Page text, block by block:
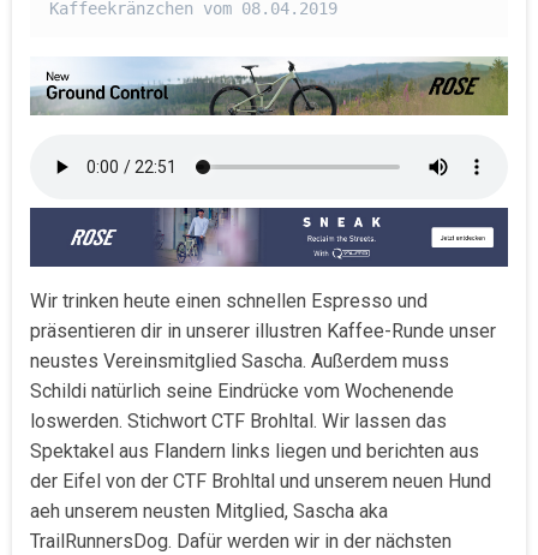
Kaffeekränzchen vom 08.04.2019
Wir trinken heute einen schnellen Espresso und
präsentieren dir in unserer illustren Kaffee-Runde unser
neustes Vereinsmitglied Sascha. Außerdem muss
Schildi natürlich seine Eindrücke vom Wochenende
loswerden. Stichwort CTF Brohltal. Wir lassen das
Spektakel aus Flandern links liegen und berichten aus
der Eifel von der CTF Brohltal und unserem neuen Hund
aeh unserem neusten Mitglied, Sascha aka
TrailRunnersDog. Dafür werden wir in der nächsten